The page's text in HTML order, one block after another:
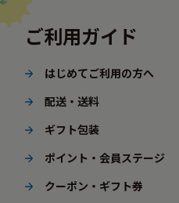
ご利用ガイド
はじめてご利用の方へ
配送・送料
ギフト包装
ポイント・会員ステージ
クーポン・ギフト券